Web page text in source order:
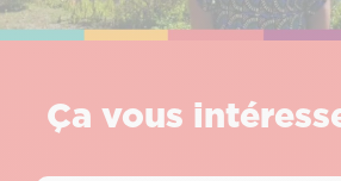
Ça vous